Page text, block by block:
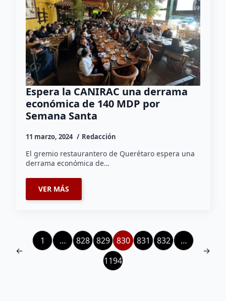
Espera la CANIRAC una derrama
económica de 140 MDP por
Semana Santa
11 marzo, 2024 Redacción
El gremio restaurantero de Querétaro espera una
derrama económica de…
VER MÁS
←
1 … 828 829 830 831 832
…
1194
→